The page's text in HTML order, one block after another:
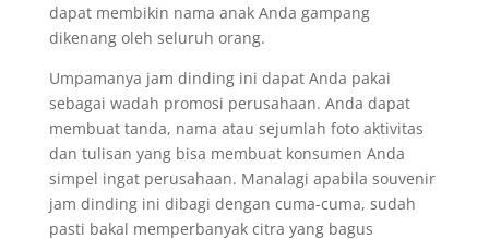
dapat membikin nama anak Anda gampang
dikenang oleh seluruh orang.
Umpamanya jam dinding ini dapat Anda pakai
sebagai wadah promosi perusahaan. Anda dapat
membuat tanda, nama atau sejumlah foto aktivitas
dan tulisan yang bisa membuat konsumen Anda
simpel ingat perusahaan. Manalagi apabila souvenir
jam dinding ini dibagi dengan cuma-cuma, sudah
pasti bakal memperbanyak citra yang bagus